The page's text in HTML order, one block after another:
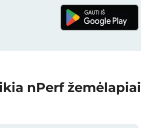
nPerf